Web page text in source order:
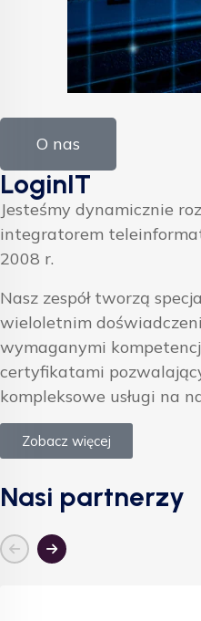
O nas
LoginIT
Jesteśmy dynamicznie
integratorem
2008 r.
Nasz zespół tworzą
wieloletnim
wymaganymi
certyfikatami
kompleksowe usługi na
Zobacz więcej
Nasi partnerzy